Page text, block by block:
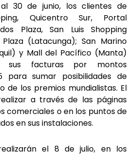
30 de junio, los clientes de
Quicentro Sur, Portal
Plaza, San Luis Shopping
(Latacunga); San Marino
y Mall del Pacífico (Manta)
sus facturas por montos
para sumar posibilidades de
de los premios mundialistas. El
a través de las páginas
comerciales o en los puntos de
en sus instalaciones.
el 8 de julio, en los